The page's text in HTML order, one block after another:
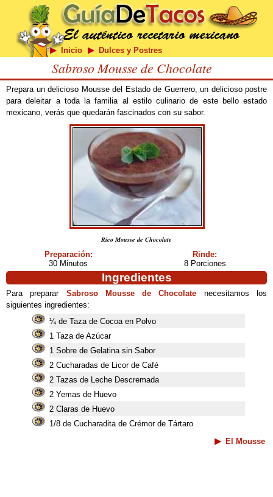
Inicio Dulces y Postres
Sabroso Mousse de Chocolate
Prepara un delicioso Mousse del Estado de Guerrero, un delicioso postre
para deleitar a toda la familia al estilo culinario de este bello estado
mexicano, verás que quedarán fascinados con su sabor.
Rico Mousse de Chocolate
Preparación:
30 Minutos
Rinde:
8 Porciones
Ingredientes
Para preparar Sabroso Mousse de Chocolate necesitamos los
siguientes ingredientes:
¼ de Taza de Cocoa en Polvo
1 Taza de Azúcar
1 Sobre de Gelatina sin Sabor
2 Cucharadas de Licor de Café
2 Tazas de Leche Descremada
2 Yemas de Huevo
2 Claras de Huevo
1/8 de Cucharadita de Crémor de Tártaro
El Mousse